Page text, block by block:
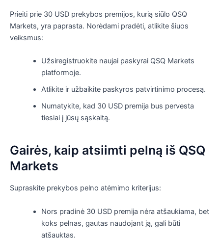
Prieiti prie 30 USD prekybos premijos, kurią siūlo QSQ
Markets, yra paprasta. Norėdami pradėti, atlikite šiuos
veiksmus:
Užsiregistruokite naujai paskyrai QSQ Markets
platformoje.
Atlikite ir užbaikite paskyros patvirtinimo procesą.
Numatykite, kad 30 USD premija bus pervesta
tiesiai į jūsų sąskaitą.
Gairės, kaip atsiimti pelną iš QSQ
Markets
Supraskite prekybos pelno atėmimo kriterijus:
Nors pradinė 30 USD premija nėra atšaukiama, bet
koks pelnas, gautas naudojant ją, gali būti
atšauktas.